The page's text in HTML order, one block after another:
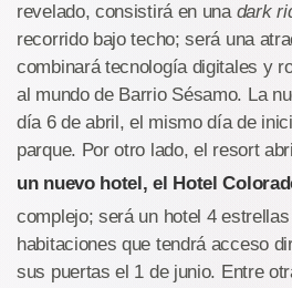
revelado, consistirá en una dark
recorrido bajo techo; será una
combinará tecnología digitales y
al mundo de Barrio Sésamo. La
día 6 de abril, el mismo día de
parque. Por otro lado, el resort
un nuevo hotel, el Hotel
complejo; será un hotel 4
habitaciones que tendrá acceso
sus puertas el 1 de junio. Entre